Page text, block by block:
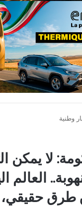
وطنية
لا يمكن
العالم
طرق